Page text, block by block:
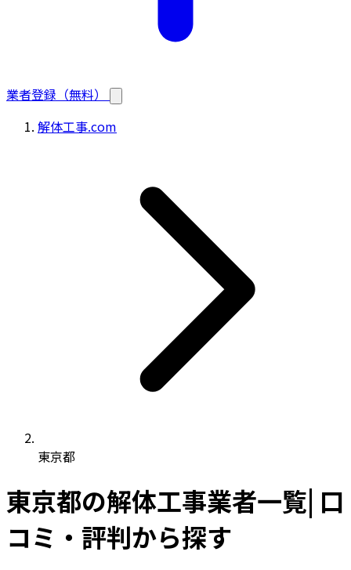
業者登録（無料）
解体工事.com
東京都
東京都の解体工事業者一覧| 口
コミ・評判から探す